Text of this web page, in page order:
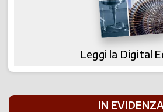
Leggi la Digital
IN EVIDENZA